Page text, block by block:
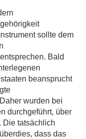
sollte dem
Bald
beansprucht
wurden bei
durchgeführt, über
Die tatsächlich
dass das